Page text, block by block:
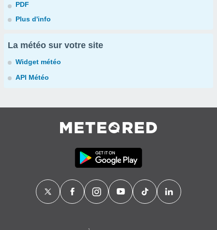
PDF
Plus d'info
La météo sur votre site
Widget météo
API Météo